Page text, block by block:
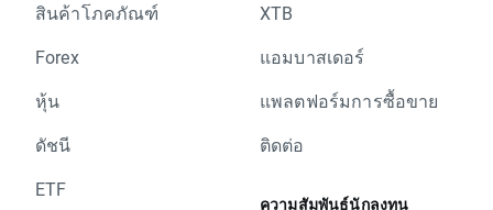
สินค้าโภคภัณฑ์
Forex
หุ้น
ดัชนี
ETF
XTB
แอมบาสเดอร์
แพลตฟอร์มการซื้อขาย
ติดต่อ
ความสัมพันธ์นักลงทุน